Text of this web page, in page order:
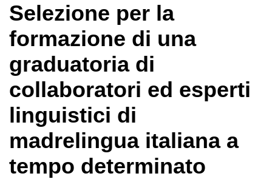
Selezione per la
formazione di una
graduatoria di
collaboratori ed esperti
linguistici di
madrelingua italiana a
tempo determinato